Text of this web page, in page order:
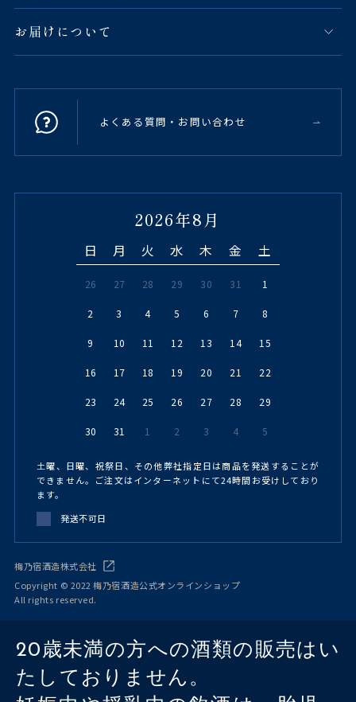
お届けについて
よくある質問・お問い合わせ
2026年8月
日 月 火 水 木 金 土
26 27 28 29 30 31 1
2 3 4 5 6 7 8
9 10 11 12 13 14 15
16 17 18 19 20 21 22
23 24 25 26 27 28 29
30 31 1 2 3 4 5
土曜、日曜、祝祭日、その他弊社指定日は商品を発送することが
できません。ご注文はインターネットにて24時間お受けしており
ます。
発送不可日
梅乃宿酒造株式会社
Copyright © 2022 梅乃宿酒造公式オンラインショップ
All rights reserved.
20歳未満の方への酒類の販売はい
たしておりません。